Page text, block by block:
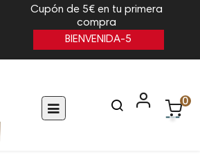
Cupón de 5€ en tu primera
compra
BIENVENIDA-5
Navegación
de
☰ 0